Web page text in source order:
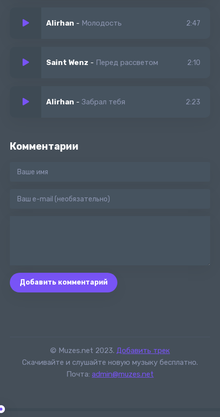
Alirhan - Молодость 2:47
Saint Wenz - Перед рассветом 2:10
Alirhan - Забрал тебя 2:23
Комментарии
Добавить комментарий
© Muzes.net 2023. Добавить трек
Скачивайте и слушайте новую музыку бесплатно.
Почта: admin@muzes.net